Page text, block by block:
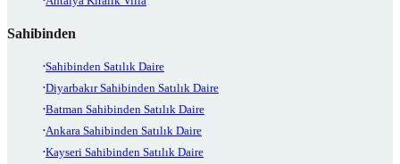
Sahibinden
Sahibinden Satılık Daire
Diyarbakır Sahibinden Satılık Daire
Batman Sahibinden Satılık Daire
Ankara Sahibinden Satılık Daire
Kayseri Sahibinden Satılık Daire